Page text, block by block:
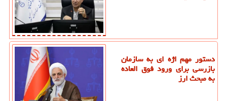
دستور مهم اژه ای به سازمان
بازرسی برای ورود فوق العاده
به مبحث ارز